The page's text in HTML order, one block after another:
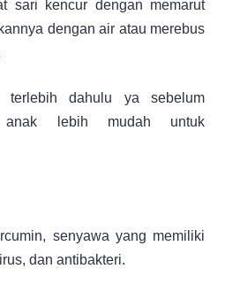
sari kencur dengan memarut
dengan air atau merebus
terlebih dahulu ya sebelum
anak lebih mudah untuk
senyawa yang memiliki
dan antibakteri.